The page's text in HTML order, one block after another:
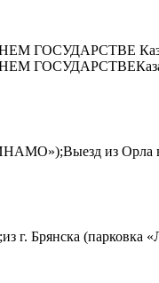
ГОСУДАРСТВЕ
из Орла
г. Брянска (парковка